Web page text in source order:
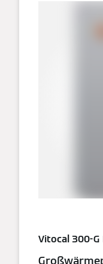
Vitocal 300-G